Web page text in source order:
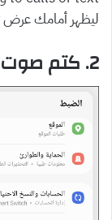
ليظهر أمامك عرض
2. كتم صوت المكالمات الواردة والتنبيهات